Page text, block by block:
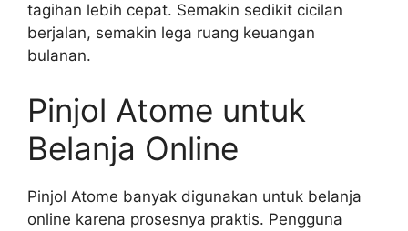
tagihan lebih cepat. Semakin sedikit cicilan
berjalan, semakin lega ruang keuangan
bulanan.
Pinjol Atome untuk
Belanja Online
Pinjol Atome banyak digunakan untuk belanja
online karena prosesnya praktis. Pengguna